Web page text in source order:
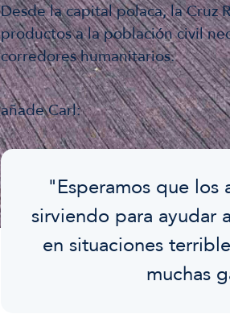
Desde la capital polaca, la
productos a la población civil
corredores humanitarios.
añade Carl:
"Esperamos que los
sirviendo para ayudar
en situaciones
muchas